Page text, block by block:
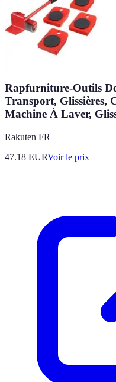
Rapfurniture-Outils
Transport, Glissières,
Machine À Laver,
Rakuten FR
47.18 EURVoir le prix